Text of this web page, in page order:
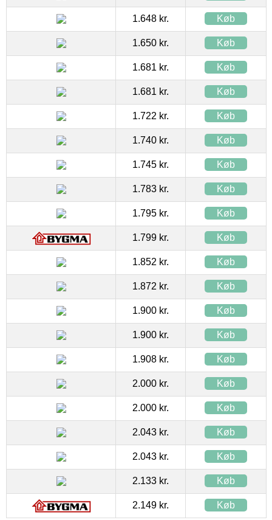
1.648 kr. Køb
1.650 kr. Køb
1.681 kr. Køb
1.681 kr. Køb
1.722 kr. Køb
1.740 kr. Køb
1.745 kr. Køb
1.783 kr. Køb
1.795 kr. Køb
1.799 kr. Køb
1.852 kr. Køb
1.872 kr. Køb
1.900 kr. Køb
1.900 kr. Køb
1.908 kr. Køb
2.000 kr. Køb
2.000 kr. Køb
2.043 kr. Køb
2.043 kr. Køb
2.133 kr. Køb
2.149 kr. Køb